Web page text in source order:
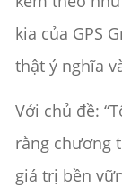
kia của GPS
thật ý nghĩa
Với chủ đề:
rằng chương
giá trị bền